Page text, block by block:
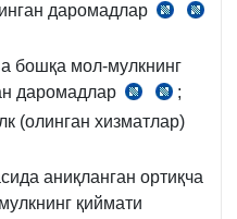
қ.
б.
қ.
даромадлар
СК
329-
м.
7,
бошқа мол-мулкнинг
даромадлар
СК
298-
СК
464-
1-
;
(олинган хизматлар)
аниқланган ортиқча
қиймати